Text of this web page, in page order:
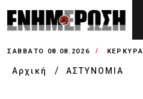
ΣΆΒΒΑΤΟ 08.08.2026 ΚΕΡΚΥΡΑ
Αρχική ΑΣΤΥΝΟΜΙΑ